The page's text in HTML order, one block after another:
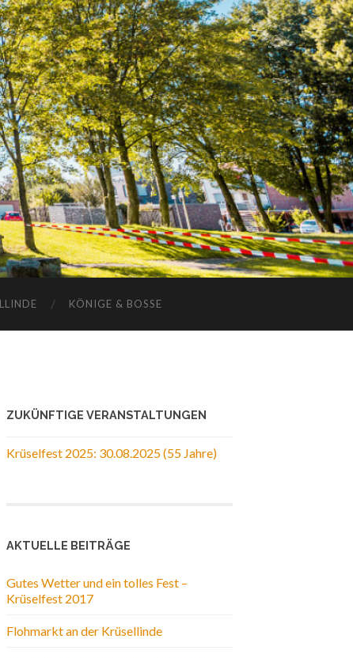
KÖNIGE & BOSSE
ZUKÜNFTIGE VERANSTALTUNGEN
Krüselfest 2025: 30.08.2025 (55 Jahre)
AKTUELLE BEITRÄGE
Gutes Wetter und ein tolles Fest –
Krüselfest 2017
Flohmarkt an der Krüsellinde